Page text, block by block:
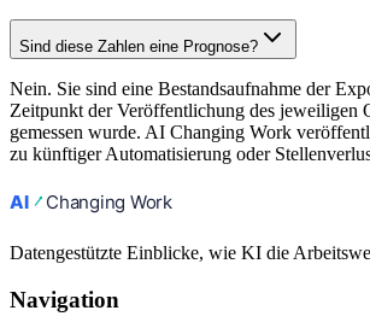
Sind diese Zahlen eine Prognose?
Nein. Sie sind eine Bestandsaufnahme der
Zeitpunkt der Veröffentlichung des jeweiligen
gemessen wurde. AI Changing Work
zu künftiger Automatisierung oder
Datengestützte Einblicke, wie KI die
Navigation